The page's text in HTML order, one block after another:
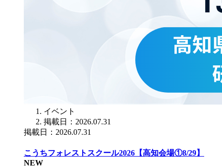
イベント
掲載日：2026.07.31
掲載日：2026.07.31
こうちフォレストスクール2026【高知会場①8/29】
NEW